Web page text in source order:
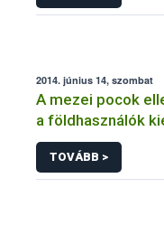
2014. június 14, szombat
A mezei pocok
a földhasználók
TOVÁBB >